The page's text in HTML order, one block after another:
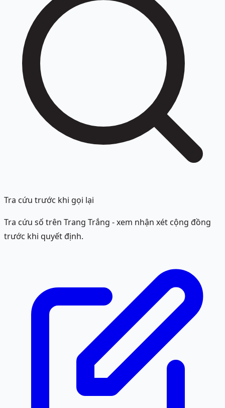
Tra cứu trước khi gọi lại
Tra cứu số trên Trang Trắng - xem nhận xét cộng đồng
trước khi quyết định.